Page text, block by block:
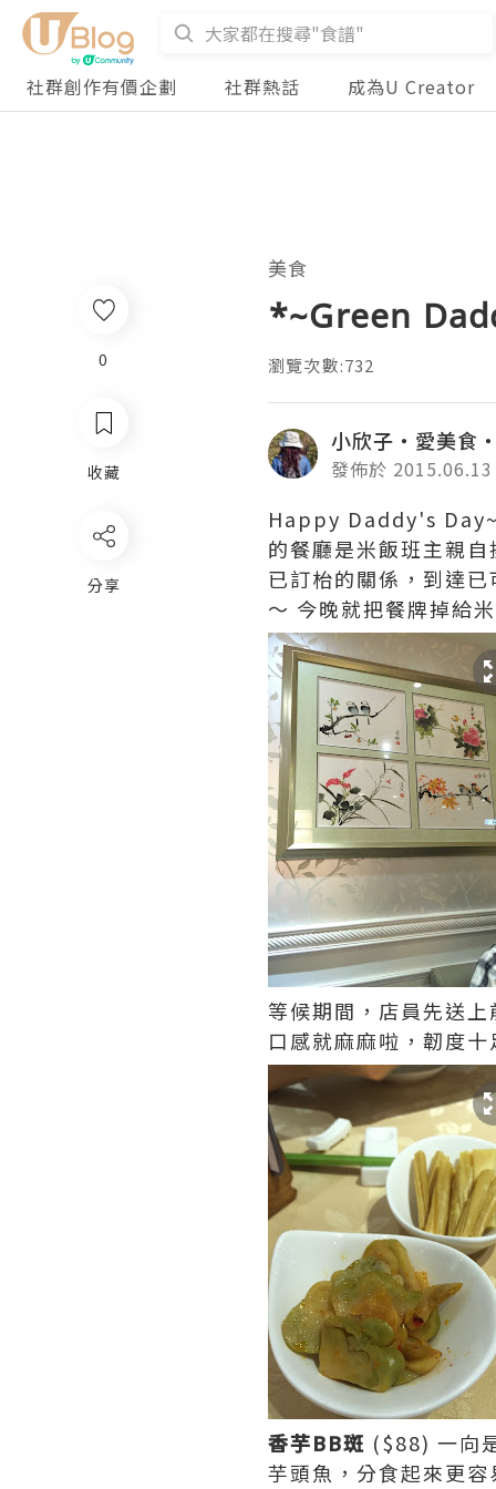
社群創作有價企劃 社群熱話 成為U Creator
0
收藏
分享
美食
*~Green
瀏覽次數:732
小欣子‧愛美食
發佈於 2015.06.13
Happy Daddy's Day~
的餐廳是米飯班主親
已訂枱的關係，到達
～ 今晚就把餐牌掉給
等候期間，店員先送
口感就麻麻啦，韌度
香芋BB斑 ($88) 一向
芋頭魚，分食起來更